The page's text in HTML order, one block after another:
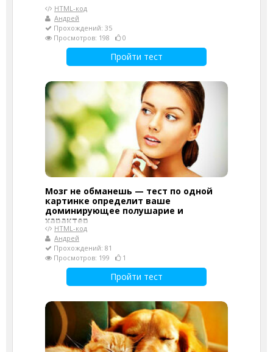
HTML-код
Андрей
Прохождений: 35
Просмотров: 198
0
Пройти тест
Мозг не обманешь — тест по одной
картинке определит ваше
доминирующее полушарие и
характер
HTML-код
Андрей
Прохождений: 81
Просмотров: 199
1
Пройти тест